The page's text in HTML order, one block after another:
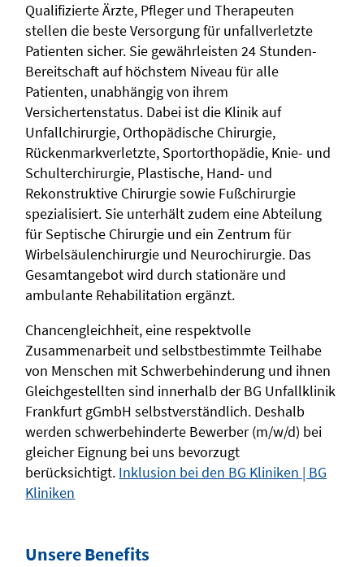
Qualifizierte Ärzte, Pfleger und Therapeuten
stellen die beste Versorgung für unfallverletzte
Patienten sicher. Sie gewährleisten 24 Stunden-
Bereitschaft auf höchstem Niveau für alle
Patienten, unabhängig von ihrem
Versichertenstatus. Dabei ist die Klinik auf
Unfallchirurgie, Orthopädische Chirurgie,
Rückenmarkverletzte, Sportorthopädie, Knie- und
Schulterchirurgie, Plastische, Hand- und
Rekonstruktive Chirurgie sowie Fußchirurgie
spezialisiert. Sie unterhält zudem eine Abteilung
für Septische Chirurgie und ein Zentrum für
Wirbelsäulenchirurgie und Neurochirurgie. Das
Gesamtangebot wird durch stationäre und
ambulante Rehabilitation ergänzt.
Chancengleichheit, eine respektvolle
Zusammenarbeit und selbstbestimmte Teilhabe
von Menschen mit Schwerbehinderung und ihnen
Gleichgestellten sind innerhalb der BG Unfallklinik
Frankfurt gGmbH selbstverständlich. Deshalb
werden schwerbehinderte Bewerber (m/w/d) bei
gleicher Eignung bei uns bevorzugt
berücksichtigt. Inklusion bei den BG Kliniken | BG
Kliniken
Unsere Benefits